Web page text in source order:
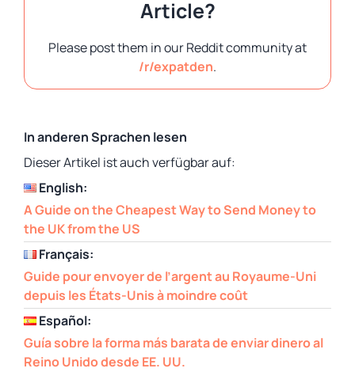
Article?
Please post them in our Reddit community at
/r/expatden.
In anderen Sprachen lesen
Dieser Artikel ist auch verfügbar auf:
English:
A Guide on the Cheapest Way to Send Money to
the UK from the US
Français:
Guide pour envoyer de l’argent au Royaume-Uni
depuis les États-Unis à moindre coût
Español:
Guía sobre la forma más barata de enviar dinero al
Reino Unido desde EE. UU.